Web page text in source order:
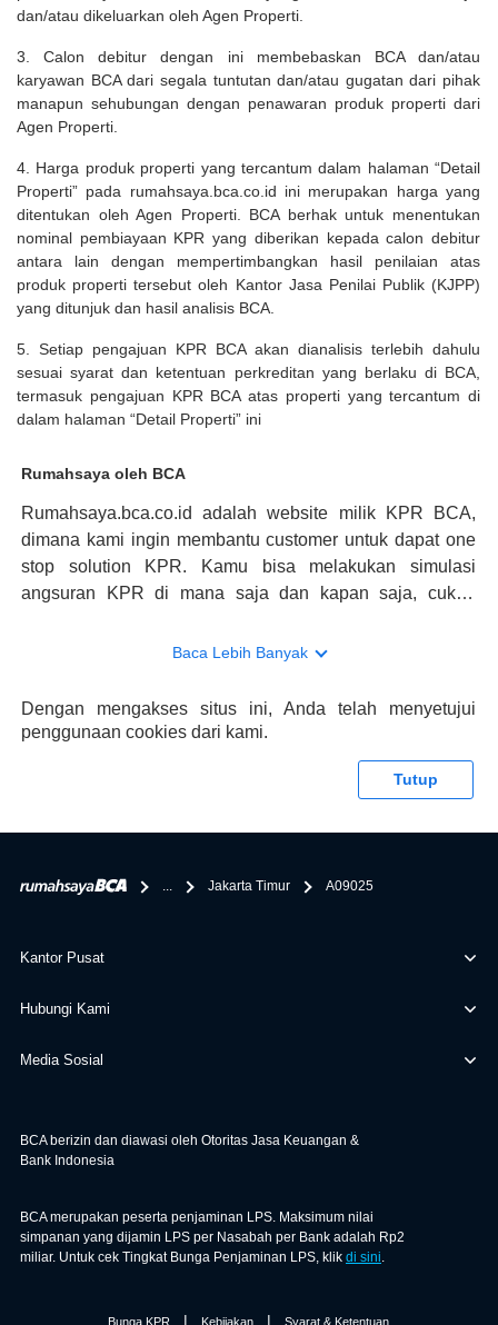
dan/atau dikeluarkan oleh Agen Properti.
3. Calon debitur dengan ini membebaskan BCA dan/atau
karyawan BCA dari segala tuntutan dan/atau gugatan dari pihak
manapun sehubungan dengan penawaran produk properti dari
Agen Properti.
4. Harga produk properti yang tercantum dalam halaman “Detail
Properti” pada rumahsaya.bca.co.id ini merupakan harga yang
ditentukan oleh Agen Properti. BCA berhak untuk menentukan
nominal pembiayaan KPR yang diberikan kepada calon debitur
antara lain dengan mempertimbangkan hasil penilaian atas
produk properti tersebut oleh Kantor Jasa Penilai Publik (KJPP)
yang ditunjuk dan hasil analisis BCA.
5. Setiap pengajuan KPR BCA akan dianalisis terlebih dahulu
sesuai syarat dan ketentuan perkreditan yang berlaku di BCA,
termasuk pengajuan KPR BCA atas properti yang tercantum di
dalam halaman “Detail Properti” ini
Rumahsaya oleh BCA
Rumahsaya.bca.co.id adalah website milik KPR BCA,
dimana kami ingin membantu customer untuk dapat one
stop solution KPR. Kamu bisa melakukan simulasi
angsuran KPR di mana saja dan kapan saja, cukup
konsultasi mengenai KPR, maka ada layanan live chat
memberikan keuntungan yang berlipat, persyaratan
pengajuan KPR BCA juga sangat mudah, kamu bisa cek
tentang properti disini BCA hanya sebagai pihak
bertanggung jawab terhadap informasi yang rekanan
Baca Lebih Banyak
Dengan mengakses situs ini, Anda telah menyetujui
penggunaan cookies dari kami.
Tutup
... Jakarta Timur A09025
Kantor Pusat
Hubungi Kami
Media Sosial
BCA berizin dan diawasi oleh Otoritas Jasa Keuangan &
Bank Indonesia
BCA merupakan peserta penjaminan LPS. Maksimum nilai
simpanan yang dijamin LPS per Nasabah per Bank adalah Rp2
miliar. Untuk cek Tingkat Bunga Penjaminan LPS, klik di sini.
Bunga KPR | Kebijakan | Syarat & Ketentuan